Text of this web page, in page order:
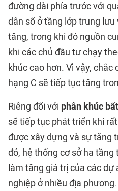
đường dài phía trước với
dân số ở tầng lớp trung lưu
tăng, trong khi đó nguồn
khi các chủ đầu tư chạy
khúc cao hơn. Vì vậy, chắc
hạng C sẽ tiếp tục tăng
Riêng đối với phân khúc
sẽ tiếp tục phát triển khi
được xây dựng và sự tăng
đó, hệ thống cơ sở hạ
làm tăng giá trị của các
nghiệp ở nhiều địa phương.